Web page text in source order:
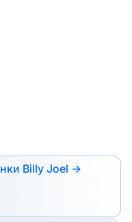
Billy Joel →